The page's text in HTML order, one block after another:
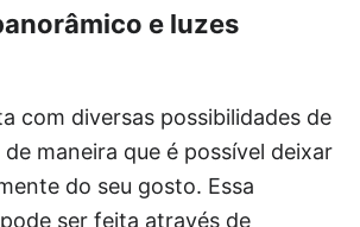
e luzes
com diversas possibilidades de
maneira que é possível deixar
do seu gosto. Essa
ser feita através de